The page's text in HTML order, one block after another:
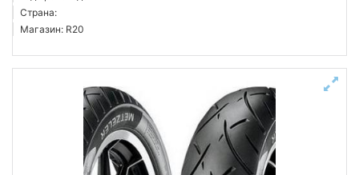
Страна:
Магазин: R20
Усиленная шина
Подобрать